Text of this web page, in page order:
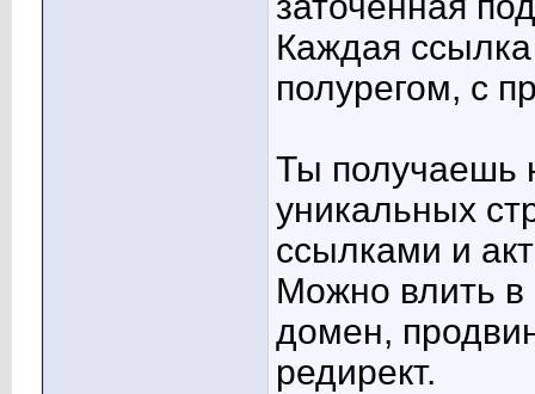
Каждая
полурегом, с
Ты получаешь
уникальных
ссылками и
Можно влить
домен,
редирект.